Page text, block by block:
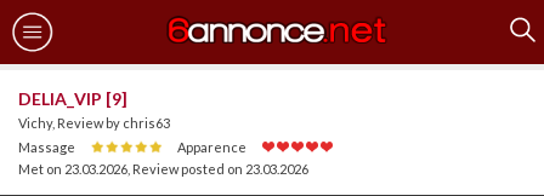
DELIA_VIP [9]
Vichy, Review by chris63
Massage
Apparence
Met on 23.03.2026 Review posted on 23.03.2026